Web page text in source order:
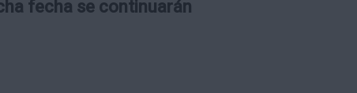
fecha se continuarán